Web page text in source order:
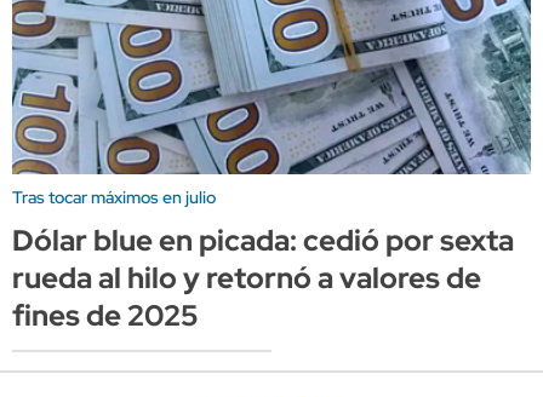
Tras tocar máximos en julio
Dólar blue en picada: cedió por sexta
rueda al hilo y retornó a valores de
fines de 2025